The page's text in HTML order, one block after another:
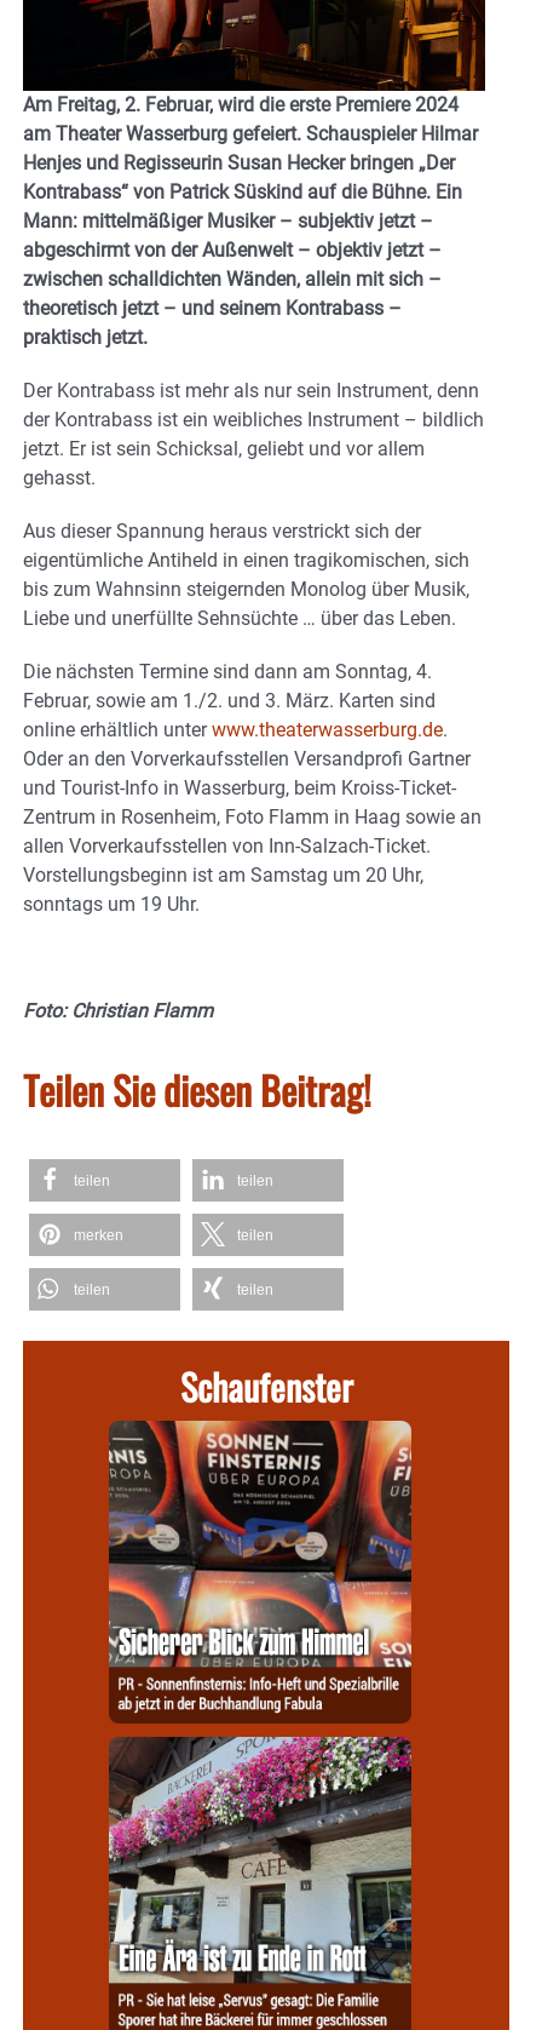
Am Freitag, 2. Februar, wird die erste Premiere 2024
am Theater Wasserburg gefeiert. Schauspieler Hilmar
Henjes und Regisseurin Susan Hecker bringen „Der
Kontrabass“ von Patrick Süskind auf die Bühne. Ein
Mann: mittelmäßiger Musiker – subjektiv jetzt –
abgeschirmt von der Außenwelt – objektiv jetzt –
zwischen schalldichten Wänden, allein mit sich –
theoretisch jetzt – und seinem Kontrabass –
praktisch jetzt.
Der Kontrabass ist mehr als nur sein Instrument, denn
der Kontrabass ist ein weibliches Instrument – bildlich
jetzt. Er ist sein Schicksal, geliebt und vor allem
gehasst.
Aus dieser Spannung heraus verstrickt sich der
eigentümliche Antiheld in einen tragikomischen, sich
bis zum Wahnsinn steigernden Monolog über Musik,
Liebe und unerfüllte Sehnsüchte … über das Leben.
Die nächsten Termine sind dann am Sonntag, 4.
Februar, sowie am 1./2. und 3. März. Karten sind
online erhältlich unterwww.theaterwasserburg.de.
Oder an den Vorverkaufsstellen Versandprofi Gartner
und Tourist-Info in Wasserburg, beim Kroiss-Ticket-
Zentrum in Rosenheim, Foto Flamm in Haag sowie an
allen Vorverkaufsstellen von Inn-Salzach-Ticket.
Vorstellungsbeginn ist am Samstag um 20 Uhr,
sonntags um 19 Uhr.
Foto: Christian Flamm
Teilen Sie diesen Beitrag!
teilen teilen
merken teilen
teilen teilen
Schaufenster